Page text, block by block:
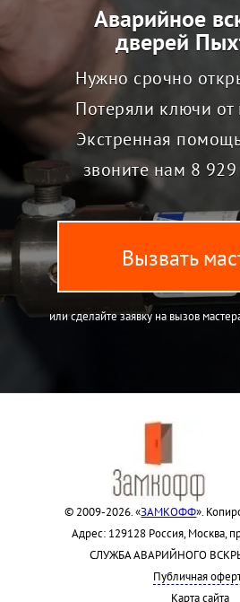
Аварийное
дверей
Нужно срочно
Потеряли ключи от
Экстренная
звоните нам 8
Вызвать
или сделайте заявку на вызов
© 2009-2026. «ЗАМКОФФ».
Адрес: 129128 Россия, Москва,
СЛУЖБА АВАРИЙНОГО
Публичная
Карта сайта